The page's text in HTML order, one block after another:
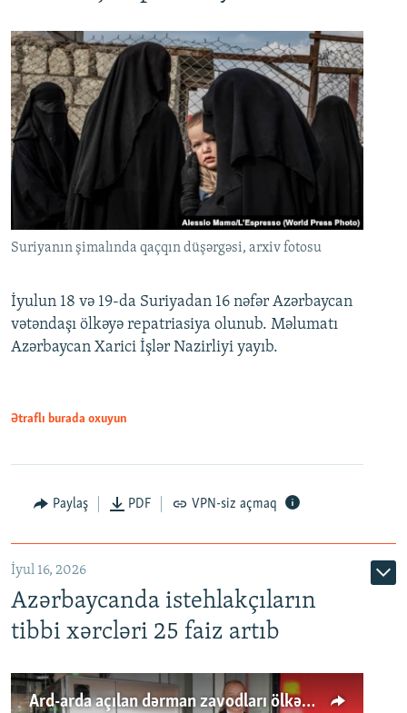
Suriyanın şimalında qaçqın düşərgəsi, arxiv fotosu
İyulun 18 və 19-da Suriyadan 16 nəfər Azərbaycan
vətəndaşı ölkəyə repatriasiya olunub. Məlumatı
Azərbaycan Xarici İşlər Nazirliyi yayıb.
Ətraflı burada oxuyun
Paylaş PDF VPN-siz açmaq
İyul 16, 2026
Azərbaycanda istehlakçıların
tibbi xərcləri 25 faiz artıb
Ard-arda açılan dərman zavodları ölkənin tələbatını ödəyirmi?